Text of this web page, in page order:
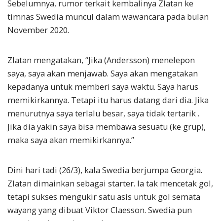
Sebelumnya, rumor terkait kembalinya Zlatan ke
timnas Swedia muncul dalam wawancara pada bulan
November 2020.
Zlatan mengatakan, “Jika (Andersson) menelepon
saya, saya akan menjawab. Saya akan mengatakan
kepadanya untuk memberi saya waktu. Saya harus
memikirkannya. Tetapi itu harus datang dari dia. Jika
menurutnya saya terlalu besar, saya tidak tertarik .
Jika dia yakin saya bisa membawa sesuatu (ke grup),
maka saya akan memikirkannya.”
Dini hari tadi (26/3), kala Swedia berjumpa Georgia.
Zlatan dimainkan sebagai starter. Ia tak mencetak gol,
tetapi sukses mengukir satu asis untuk gol semata
wayang yang dibuat Viktor Claesson. Swedia pun